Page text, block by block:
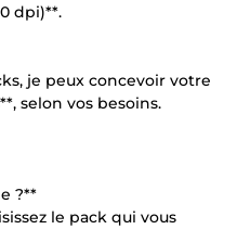
dpi)**.
je peux concevoir votre
selon vos besoins.
?**
le pack qui vous